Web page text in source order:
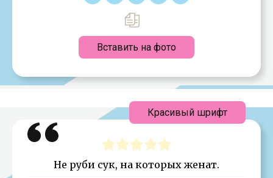
Вставить на фото
Не руби сук, на которых женат.
Красивый шрифт